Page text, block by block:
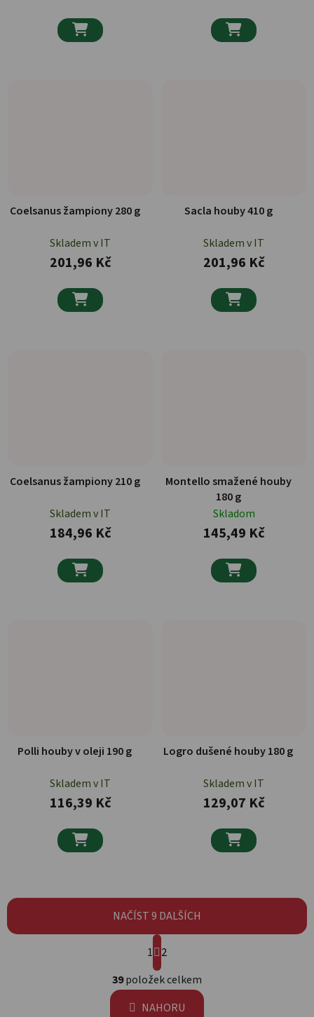
 
Coelsanus žampiony 280 g
Skladem v IT
201,96 Kč

Sacla houby 410 g
Skladem v IT
201,96 Kč

Coelsanus žampiony 210 g
Skladem v IT
184,96 Kč

Montello smažené houby
180 g
Skladom
145,49 Kč

Polli houby v oleji 190 g
Skladem v IT
116,39 Kč

Logro dušené houby 180 g
Skladem v IT
129,07 Kč

Ovládací prvky výpisu
NAČÍST 9 DALŠÍCH
Stránkování
1
2
39položek celkem
NAHORU